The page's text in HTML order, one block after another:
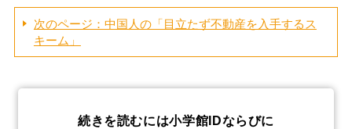
次のページ：中国人の「目立たず不動産を入手するス
キーム」
続きを読むには小学館IDならびに